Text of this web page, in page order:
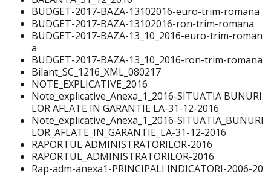
BUDGET-2017-BAZA-13102016-euro-trim-romana
BUDGET-2017-BAZA-13102016-ron-trim-romana
BUDGET-2017-BAZA-13_10_2016-euro-trim-roman
a
BUDGET-2017-BAZA-13_10_2016-ron-trim-romana
Bilant_SC_1216_XML_080217
NOTE_EXPLICATIVE_2016
Note_explicative_Anexa_1_2016-SITUATIA BUNURI
LOR AFLATE IN GARANTIE LA-31-12-2016
Note_explicative_Anexa_1_2016-SITUATIA_BUNURI
LOR_AFLATE_IN_GARANTIE_LA-31-12-2016
RAPORTUL ADMINISTRATORILOR-2016
RAPORTUL_ADMINISTRATORILOR-2016
Rap-adm-anexa1-PRINCIPALI INDICATORI-2006-20